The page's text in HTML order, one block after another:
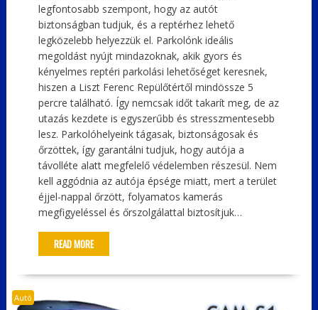
legfontosabb szempont, hogy az autót
biztonságban tudjuk, és a reptérhez lehető
legközelebb helyezzük el. Parkolónk ideális
megoldást nyújt mindazoknak, akik gyors és
kényelmes reptéri parkolási lehetőséget keresnek,
hiszen a Liszt Ferenc Repülőtértől mindössze 5
percre található. Így nemcsak időt takarít meg, de az
utazás kezdete is egyszerűbb és stresszmentesebb
lesz. Parkolóhelyeink tágasak, biztonságosak és
őrzöttek, így garantálni tudjuk, hogy autója a
távolléte alatt megfelelő védelemben részesül. Nem
kell aggódnia az autója épsége miatt, mert a terület
éjjel-nappal őrzött, folyamatos kamerás
megfigyeléssel és őrszolgálattal biztosítjuk…
READ MORE
Autó